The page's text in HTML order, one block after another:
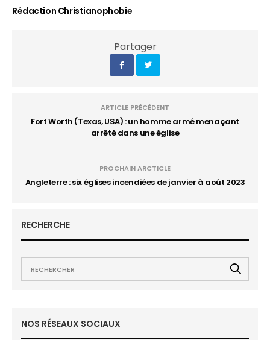
Rédaction Christianophobie
Partager
ARTICLE PRÉCÉDENT
Fort Worth (Texas, USA) : un homme armé menaçant
arrêté dans une église
PROCHAIN ARCTICLE
Angleterre : six églises incendiées de janvier à août 2023
RECHERCHE
NOS RÉSEAUX SOCIAUX